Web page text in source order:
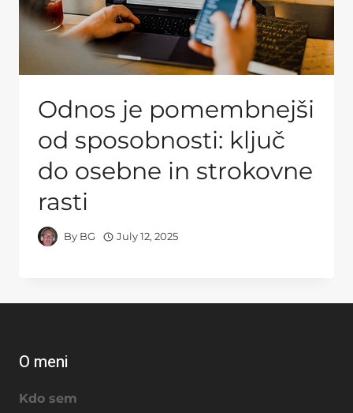
Odnos je pomembnejši
od sposobnosti: ključ
do osebne in strokovne
rasti
By BG July 12, 2025
O meni
Kdo sem